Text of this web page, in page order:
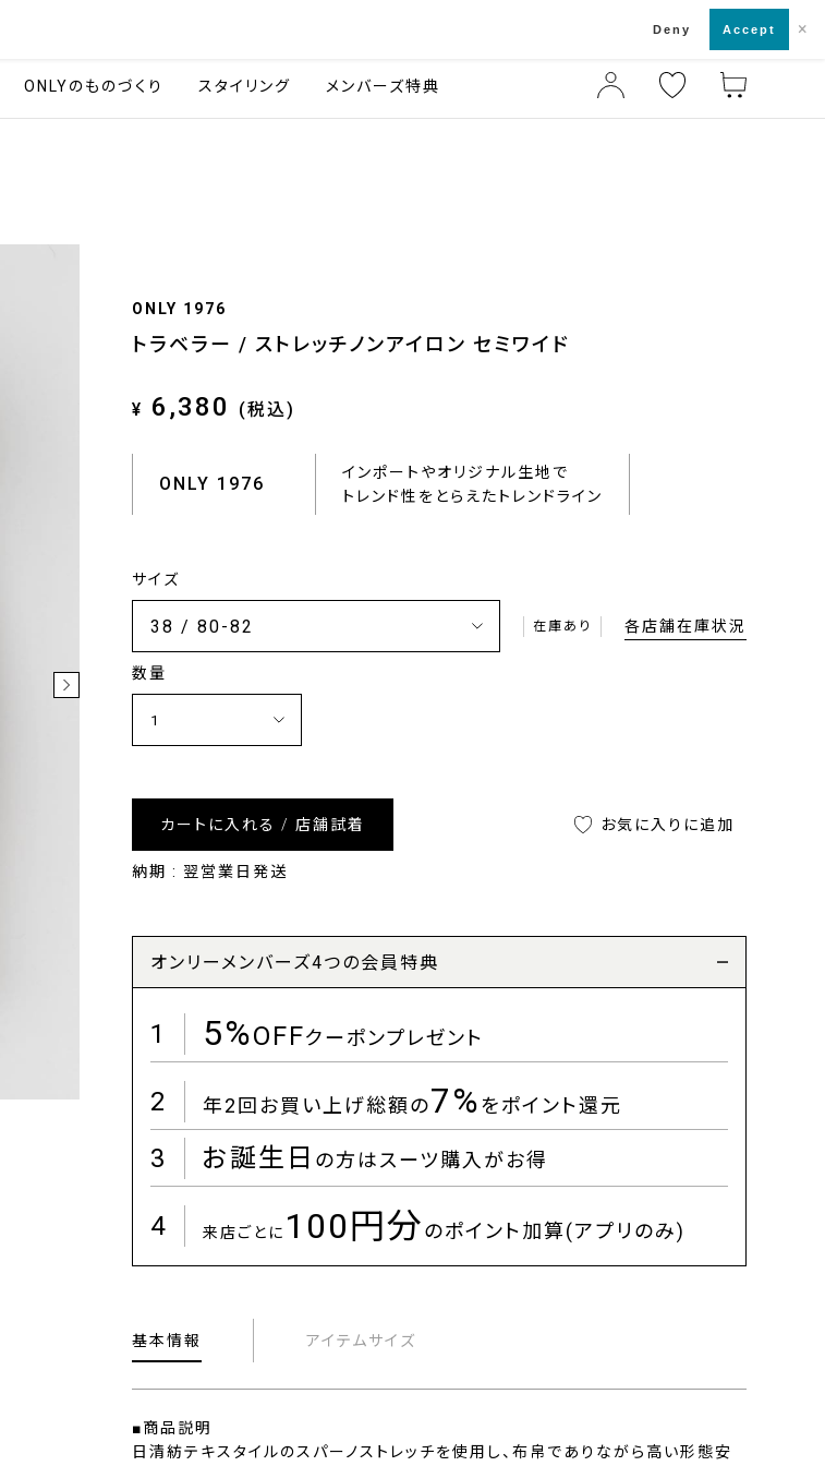
ONLYのものづくり スタイリング メンバーズ特典
ONLY 1976
トラベラー / ストレッチノンアイロン セミワイド
¥ 6,380 (税込)
ONLY 1976
インポートやオリジナル生地で
トレンド性をとらえたトレンドライン
サイズ
在庫あり 各店舗在庫状況
数量
カートに入れる / 店舗試着
納期 : 翌営業日発送
お気に入りに追加
オンリーメンバーズ4つの会員特典
1 5%OFFクーポンプレゼント
2 年2回お買い上げ総額の7%をポイント還元
3 お誕生日 の方はスーツ購入がお得
4 来店ごとに 100円分のポイント加算(アプリのみ)
基本情報 アイテムサイズ
■商品説明
日清紡テキスタイルのスパーノストレッチを使用し、布帛でありながら高い形態安
Deny Accept ×